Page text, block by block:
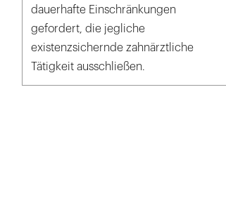
dauerhafte Einschränkungen
gefordert, die jegliche
existenzsichernde zahnärztliche
Tätigkeit ausschließen.